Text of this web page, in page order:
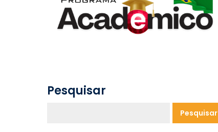
Pesquisar
Pesquisar